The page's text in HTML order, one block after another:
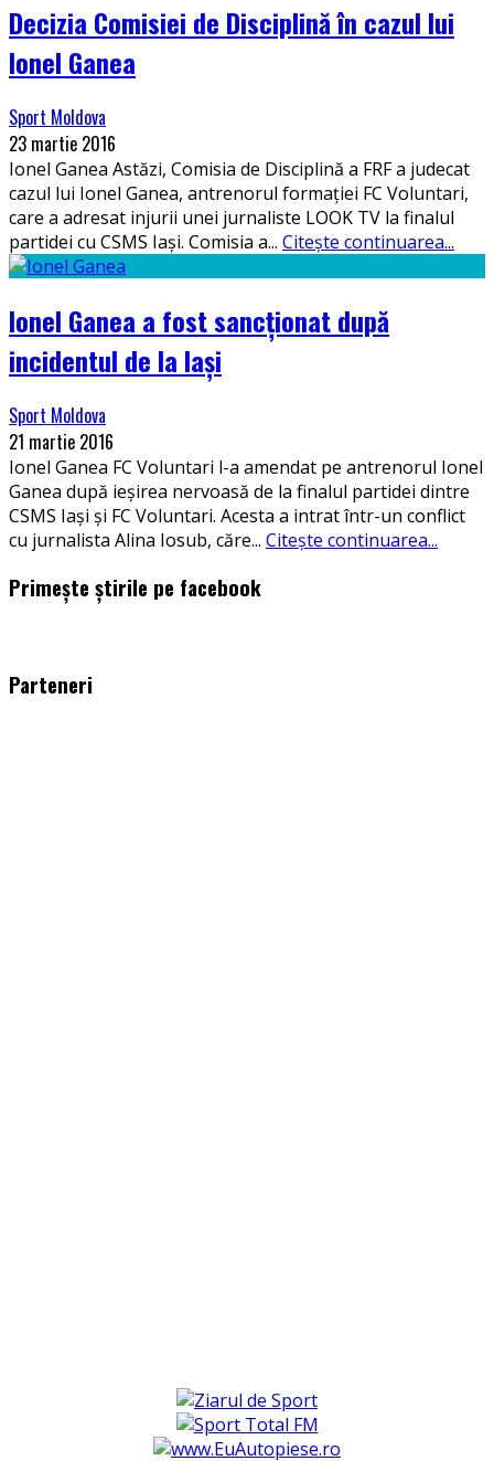
Decizia Comisiei de Disciplină în cazul lui
Ionel Ganea
Sport Moldova
23 martie 2016
Ionel Ganea Astăzi, Comisia de Disciplină a FRF a judecat
cazul lui Ionel Ganea, antrenorul formației FC Voluntari,
care a adresat injurii unei jurnaliste LOOK TV la finalul
partidei cu CSMS Iași. Comisia a... Citește continuarea...
Ionel Ganea a fost sancționat după
incidentul de la Iași
Sport Moldova
21 martie 2016
Ionel Ganea FC Voluntari l-a amendat pe antrenorul Ionel
Ganea după ieșirea nervoasă de la finalul partidei dintre
CSMS Iași și FC Voluntari. Acesta a intrat într-un conflict
cu jurnalista Alina Iosub, căre... Citește continuarea...
Primește știrile pe facebook
Parteneri